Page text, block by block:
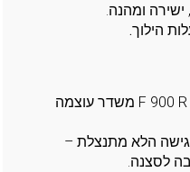
ישירה ומהנה.
הילוך.
חד, אגרסיבי ומוכן לפעולה – ה־ F 900 R משדר עוצמה
הלא מתנצלת –
לסצנה.